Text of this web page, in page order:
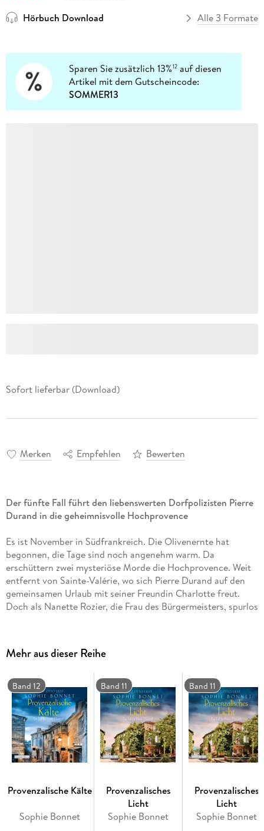
Hörbuch Download Alle 3 Formate
Sparen Sie zusätzlich 13%12 auf diesen
Artikel mit dem Gutscheincode:
SOMMER13
Sofort lieferbar (Download)
Merken Empfehlen Bewerten
Der fünfte Fall führt den liebenswerten Dorfpolizisten Pierre
Durand in die geheimnisvolle Hochprovence
Es ist November in Südfrankreich. Die Olivenernte hat
begonnen, die Tage sind noch angenehm warm. Da
erschüttern zwei mysteriöse Morde die Hochprovence. Weit
entfernt von Sainte-Valérie, wo sich Pierre Durand auf den
gemeinsamen Urlaub mit seiner Freundin Charlotte freut.
Doch als Nanette Rozier, die Frau des Bürgermeisters, spurlos
Chef de police
um Hilfe. Pierre Durand folgt der Spur der
Vermissten in die provenzalischen Berge bei Sisteron und
begibt sich damit selbst in höchste Lebensgefahr . . .
Ungekürzte Lesung mit Götz Otto
9h 23min
Mehr aus dieser Reihe
Band 12
Provenzalische Kälte
Sophie Bonnet
Band 11
Provenzalisches
Licht
Sophie Bonnet
Band 11
Provenzalisches
Licht
Sophie Bonnet